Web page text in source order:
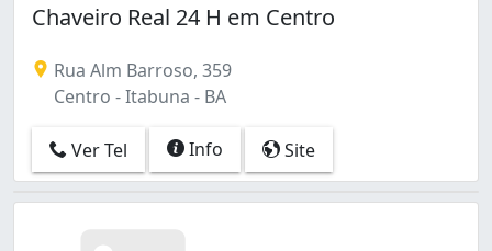
Chaveiro Real 24 H em Centro
Rua Alm Barroso, 359
Centro - Itabuna - BA
Ver Tel Info Site